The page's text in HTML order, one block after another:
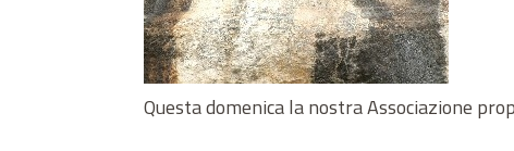
Questa domenica la nostra Associazione